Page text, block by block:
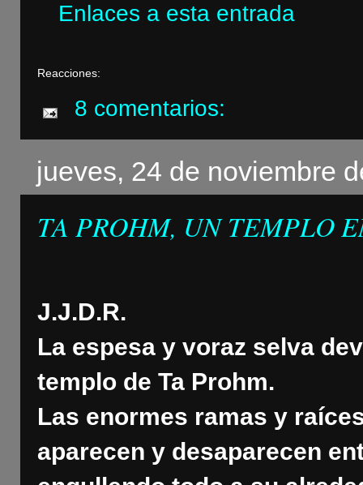
Enlaces a esta entrada
Reacciones:
8 comentarios:
jueves, 24 de noviembre
TA PROHM, UN TEMPLO
J.J.D.R.
La espesa y voraz selva
templo de Ta Prohm.
Las enormes ramas y
aparecen y desaparecen